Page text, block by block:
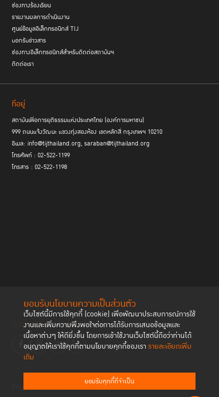
ยอมรับนโยบายความเป็นส่วนตัว
เว็บไซต์นี้มีการใช้คุกกี้ (cookie) เพื่อพัฒนาประสบการณ์การใช้
งานและเพิ่มความพึงพอใจต่อการได้รับการเสนอข้อมูลและ
เนื้อหาต่างๆ ให้ดียิ่งขึ้น โดยการเข้าใช้งานเว็บไซต์นี้ถือว่าท่านได้
อนุญาตให้เราใช้คุกกี้ตามนโยบายคุกกี้ของเรา รายละเอียดเพิ่ม
เติม
ยอมรับคุกกี้ที่จำเป็น
ช่องทางร้องเรียน
รายงานผลการดำเนินงาน
ศูนย์ข้อมูลอิเล็กทรอนิกส์ TIJ
บอกรับข่าวสาร
ช่องทางอิเล็กทรอนิกส์สำหรับติดต่อสถาบันฯ
ติดต่อเรา
ที่อยู่
สถาบันเพื่อการยุติธรรมแห่งประเทศไทย (องค์การมหาชน)
999 ถนนแจ้งวัฒนะ แขวงทุ่งสองห้อง เขตหลักสี่ กรุงเทพฯ 10210
อีเมล: info@tijthailand.org, saraban@tijthailand.org
โทรศัพท์ : 02-522-1199
โทรสาร : 02-522-1198
ติดตามช่องทาง social
Privacy Policy Cookies Policy